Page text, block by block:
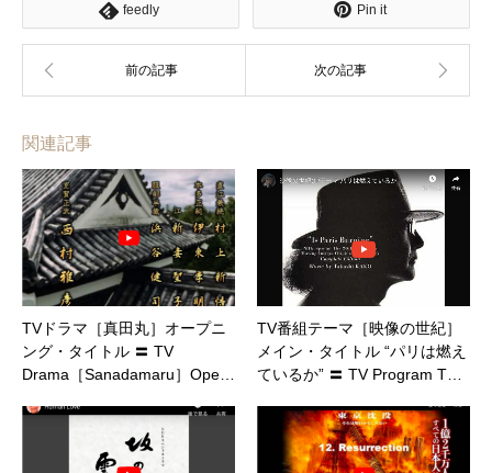
feedly Pin it
関連記事
TVドラマ［真田丸］オープニ
ング・タイトル 〓 TV
Drama［Sanadamaru］Ope…
TV番組テーマ［映像の世紀］
メイン・タイトル “パリは燃え
ているか” 〓 TV Program T…